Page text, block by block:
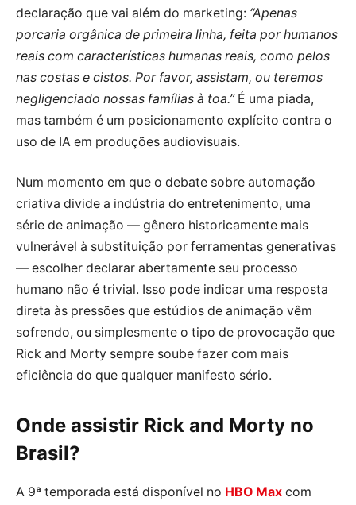
declaração que vai além do marketing: “Apenas
porcaria orgânica de primeira linha, feita por humanos
reais com características humanas reais, como pelos
nas costas e cistos. Por favor, assistam, ou teremos
negligenciado nossas famílias à toa.”É uma piada,
mas também é um posicionamento explícito contra o
uso de IA em produções audiovisuais.
Num momento em que o debate sobre automação
criativa divide a indústria do entretenimento, uma
série de animação — gênero historicamente mais
vulnerável à substituição por ferramentas generativas
— escolher declarar abertamente seu processo
humano não é trivial. Isso pode indicar uma resposta
direta às pressões que estúdios de animação vêm
sofrendo, ou simplesmente o tipo de provocação que
Rick and Morty sempre soube fazer com mais
eficiência do que qualquer manifesto sério.
Onde assistir Rick and Morty no
Brasil?
A 9ª temporada está disponível no HBO Max com